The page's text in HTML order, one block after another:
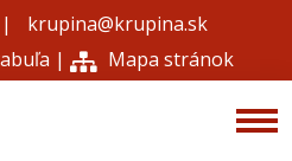
|
krupina@krupina.sk
| Mapa stránok